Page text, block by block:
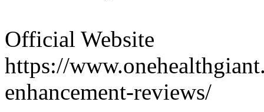
Official Website
https://
enhancement-reviews/